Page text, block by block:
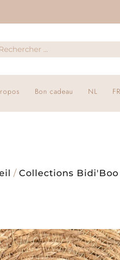
Bon cadeau NL FR
/ Collections Bidi'Boo